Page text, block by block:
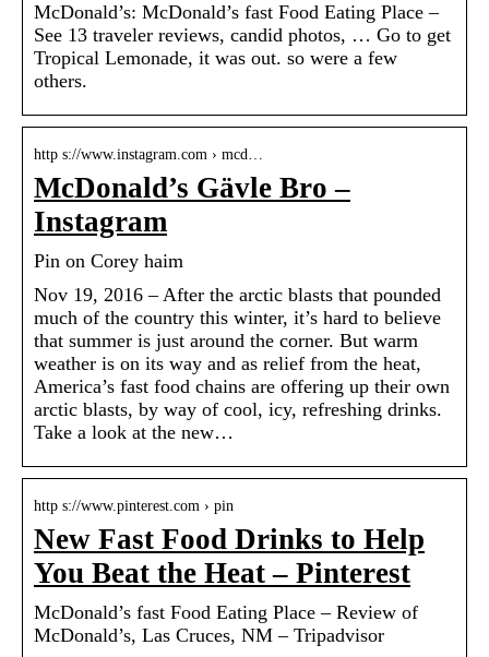
McDonald’s: McDonald’s fast Food Eating Place –
See 13 traveler reviews, candid photos, … Go to get
Tropical Lemonade, it was out. so were a few
others.
http s://www.instagram.com › mcd…
McDonald’s Gävle Bro –
Instagram
Pin on Corey haim
Nov 19, 2016 – After the arctic blasts that pounded
much of the country this winter, it’s hard to believe
that summer is just around the corner. But warm
weather is on its way and as relief from the heat,
America’s fast food chains are offering up their own
arctic blasts, by way of cool, icy, refreshing drinks.
Take a look at the new…
http s://www.pinterest.com › pin
New Fast Food Drinks to Help
You Beat the Heat – Pinterest
McDonald’s fast Food Eating Place – Review of
McDonald’s, Las Cruces, NM – Tripadvisor